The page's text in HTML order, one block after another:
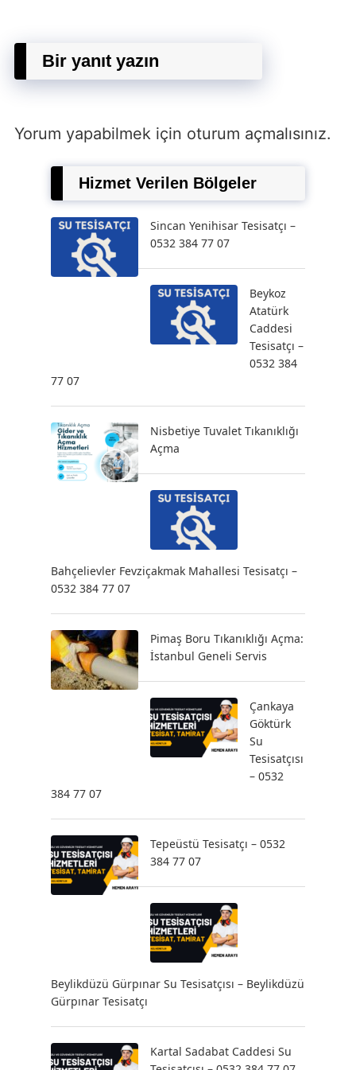
Bir yanıt yazın
Yorum yapabilmek için oturum açmalısınız.
Hizmet Verilen Bölgeler
Sincan Yenihisar Tesisatçı –
0532 384 77 07
Beykoz
Atatürk
Caddesi
Tesisatçı –
0532 384
77 07
Nisbetiye Tuvalet Tıkanıklığı
Açma
Bahçelievler Fevziçakmak Mahallesi Tesisatçı –
0532 384 77 07
Pimaş Boru Tıkanıklığı Açma:
İstanbul Geneli Servis
Çankaya
Göktürk
Su
Tesisatçısı
– 0532
384 77 07
Tepeüstü Tesisatçı – 0532
384 77 07
Beylikdüzü Gürpınar Su Tesisatçısı – Beylikdüzü
Gürpınar Tesisatçı
Kartal Sadabat Caddesi Su